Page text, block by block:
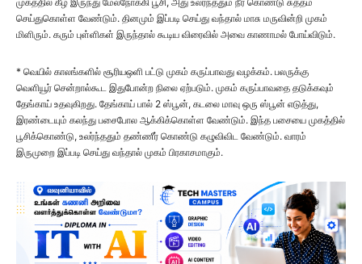
செய்துகொள்ள வேண்டும். தினமும் இப்படி செய்து வந்தால் மாசு மருவின்றி முகம்
மிளிரும். கரும் புள்ளிகள் இருந்தால் கூடிய விரைவில் அவை காணாமல் போய்விடும்.
* வெயில் காலங்களில் சூரியஒளி பட்டு முகம் கருப்பாவது வழக்கம். பலருக்கு
வெளியூர் சென்றால்கூட இதுபோன்ற நிலை ஏற்படும். முகம் கருப்பாவதை தடுக்கவும்
தேங்காய் உதவுகிறது. தேங்காய் பால் 2 ஸ்பூன், கடலை மாவு ஒரு ஸ்பூன் எடுத்து,
இரண்டையும் கலந்து பசைபோல ஆக்கிக்கொள்ள வேண்டும். இந்த பசையை முகத்தில்
பூசிக்கொண்டு, உலர்ந்ததும் தண்­ணீர் கொண்டு கழுவிவிட வேண்டும். வாரம்
இருமுறை இப்படி செய்து வந்தால் முகம் பிரகாசமாகும்.